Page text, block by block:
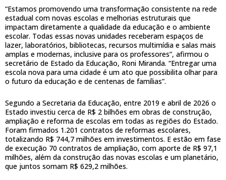
“Estamos promovendo uma transformação consistente na rede
estadual com novas escolas e melhorias estruturais que
impactam diretamente a qualidade da educação e o ambiente
escolar. Todas essas novas unidades receberam espaços de
lazer, laboratórios, bibliotecas, recursos multimídia e salas mais
amplas e modernas, inclusive para os professores”, afirmou o
secretário de Estado da Educação, Roni Miranda. “Entregar uma
escola nova para uma cidade é um ato que possibilita olhar para
o futuro da educação e de centenas de famílias”.
Segundo a Secretaria da Educação, entre 2019 e abril de 2026 o
Estado investiu cerca de R$ 2 bilhões em obras de construção,
ampliação e reforma de escolas em todas as regiões do Estado.
Foram firmados 1.201 contratos de reformas escolares,
totalizando R$ 744,7 milhões em investimentos. E estão em fase
de execução 70 contratos de ampliação, com aporte de R$ 97,1
milhões, além da construção das novas escolas e um planetário,
que juntos somam R$ 629,2 milhões.